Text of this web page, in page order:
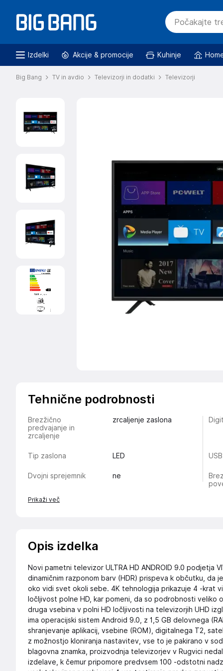
Izdelki Akcije & promocije Kuhinje
Big Bang TV in avdio Televizorji in dodatki Televizorji
Tehnične podrobnosti
Brezžično
predvajanje in
zrcaljenje
zrcaljenje zaslona
Tip zaslona LED
Dvojni sprejemnik ne
Prikaži več
Opis izdelka
Novi pametni televizor ULTRA HD ANDROID 9.0 podjetja
dinamičnim razponom barv (HDR) prispeva k občutku, da
oko vidi svet okoli sebe. 4K tehnologija prikazuje 4 -krat
ločljivost polne HD, kar pomeni, da so podrobnosti veliko
druga vsebina v polni HD ločljivosti na televizorjih UHD
ima operacijski sistem Android 9.0, z 1,5 GB delovnega
shranjevanje aplikacij, vsebine (ROM), digitalnega T2,
z možnostjo kloniranja nastavitev, vse to je pakirano v
blagovna znamka, proizvodnja televizorjev v Rugvici
izdelave, k čemur pripomore predvsem 100 -odstotni